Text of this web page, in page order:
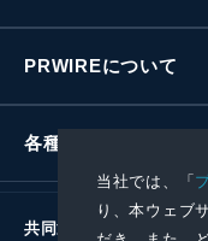
当社では、「
り、本ウェブ
PRWIREについて
各種お問い合わせ
共同通信社グループ